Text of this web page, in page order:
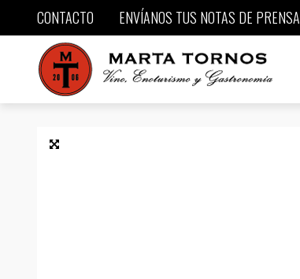
CONTACTO ENVÍANOS TUS NOTAS DE PRENSA